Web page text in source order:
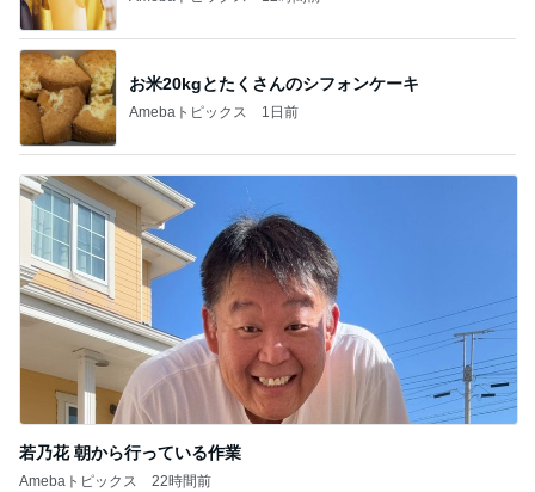
具材のバランスを見直してほしいパン
Amebaトピックス 16時間前
秋野暢子 お腹にいい和の朝食
Amebaトピックス 24時間前
超あっさり風味の名物ポッサムランチ
Amebaトピックス 23時間前